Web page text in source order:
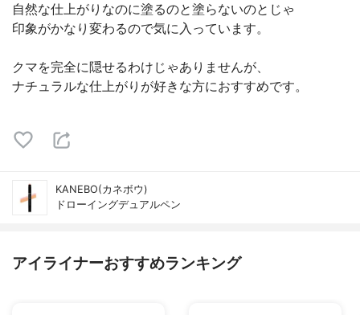
自然な仕上がりなのに塗るのと塗らないのとじゃ
印象がかなり変わるので気に入っています。
クマを完全に隠せるわけじゃありませんが、
ナチュラルな仕上がりが好きな方におすすめです。
KANEBO(カネボウ)
ドローイングデュアルペン
アイライナーおすすめランキング